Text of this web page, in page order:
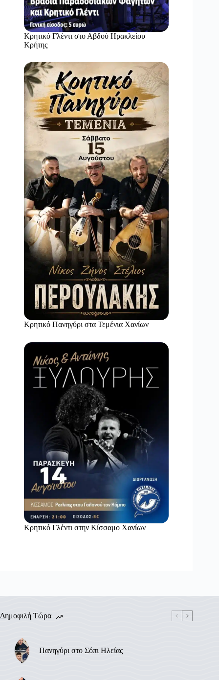
Κρητικό Γλέντι στο Αβδού Ηρακλείου
Κρήτης
Κρητικό Πανηγύρι στα Τεμένια Χανίων
Κρητικό Γλέντι στην Κίσσαμο Χανίων
Δημοφιλή Τώρα
Πανηγύρι στο Σόπι Ηλείας